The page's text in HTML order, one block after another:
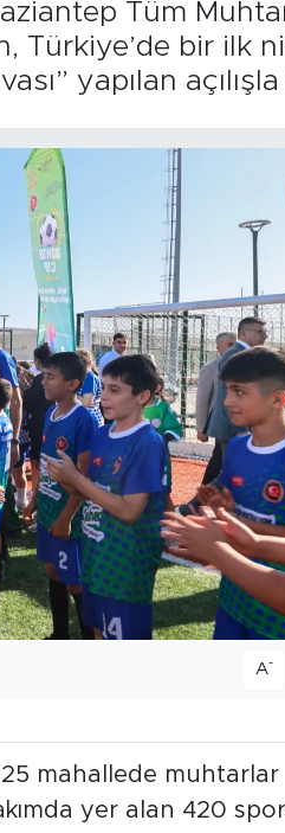
Tüm
bir ilk
yapılan açılışla
A-
mahallede muhtarlar
yer alan 420